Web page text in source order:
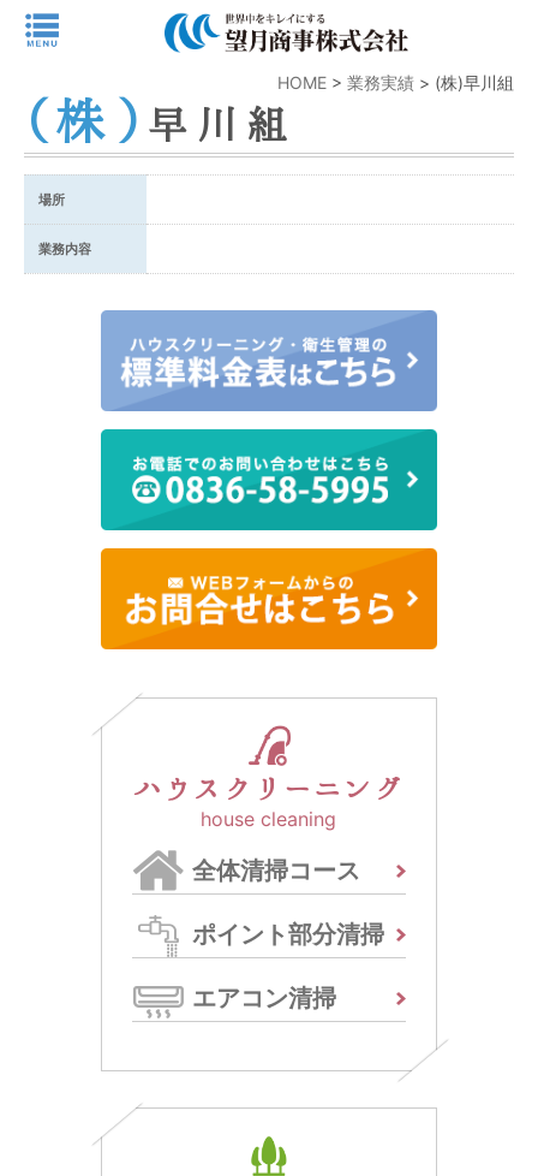
HOME >業務実績 > (株)早川組
(株) 早川組
場所
業務内容
ハウスクリーニング
house cleaning
全体清掃コース
ポイント部分清掃
エアコン清掃